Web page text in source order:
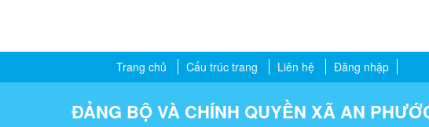
Trang chủ Cấu trúc trang Liên hệ Đăng nhập
ĐẢNG BỘ VÀ CHÍNH QUYỀN XÃ AN